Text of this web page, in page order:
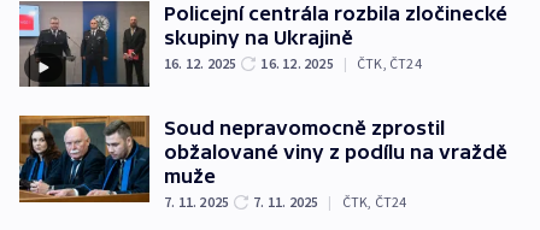
Policejní centrála rozbila zločinecké
skupiny na Ukrajině
16. 12. 2025 16. 12. 2025 | ČTK ČT24
Soud nepravomocně zprostil
obžalované viny z podílu na vraždě
muže
7. 11. 2025 7. 11. 2025 | ČTK, ČT24